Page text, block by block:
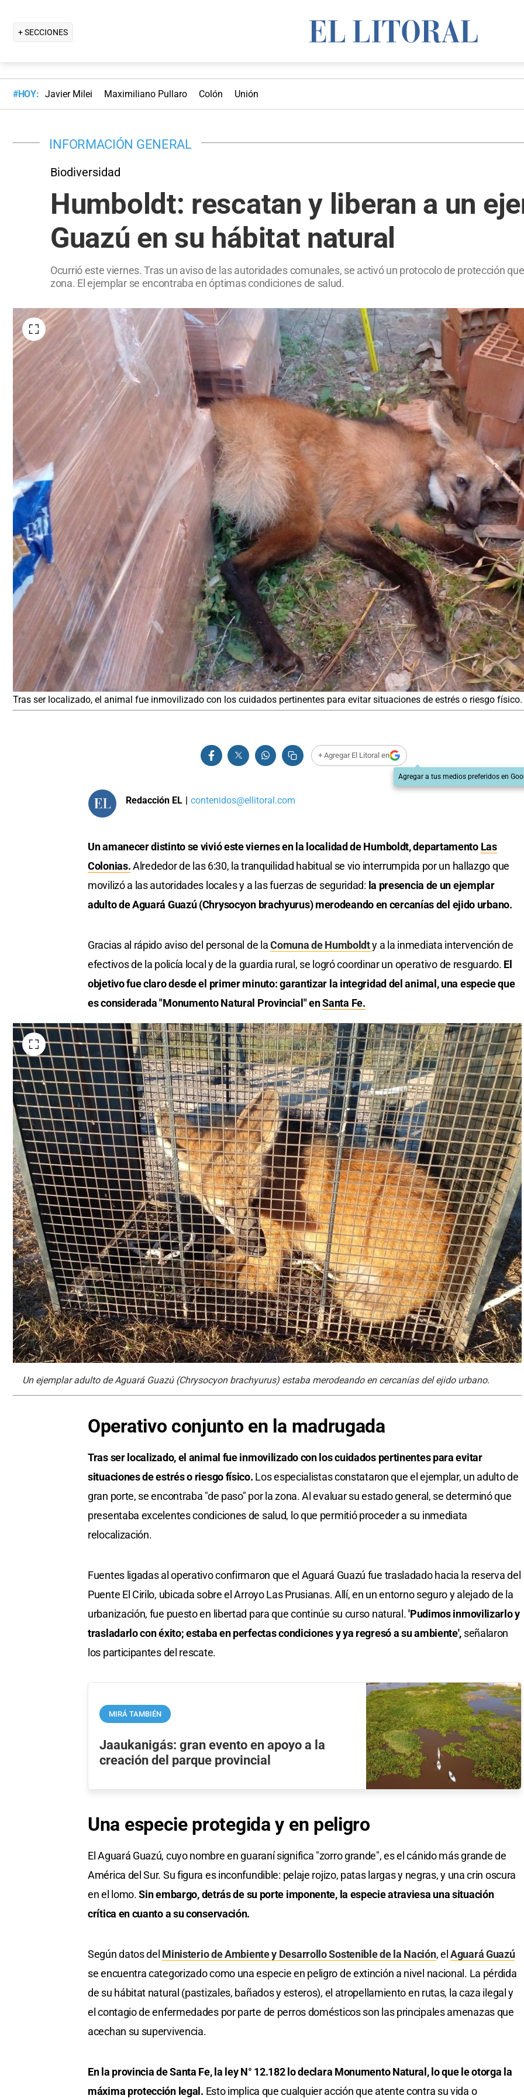
+ SECCIONES
#HOY: Javier Milei Maximiliano Pullaro Colón Unión
INFORMACIÓN GENERAL
Biodiversidad
Humboldt: rescatan y liberan a un
Guazú en su hábitat natural
Ocurrió este viernes. Tras un aviso de las autoridades comunales, se activó un protocolo de protección
zona. El ejemplar se encontraba en óptimas condiciones de salud.
Tras ser localizado, el animal fue inmovilizado con los cuidados pertinentes para evitar situaciones de estrés o riesgo físico.
+ Agregar El Litoral en
Agregar a tus medios preferidos en
Redacción EL | contenidos@ellitoral.com
Un amanecer distinto se vivió este viernes en la localidad de Humboldt, departamento Las
Colonias.Alrededor de las 6:30, la tranquilidad habitual se vio interrumpida por un hallazgo que
movilizó a las autoridades locales y a las fuerzas de seguridad: la presencia de un ejemplar
adulto de Aguará Guazú (Chrysocyon brachyurus) merodeando en cercanías del ejido urbano.
Gracias al rápido aviso del personal de laComuna de Humboldty a la inmediata intervención de
efectivos de la policía local y de la guardia rural, se logró coordinar un operativo de resguardo. El
objetivo fue claro desde el primer minuto: garantizar la integridad del animal, una especie que
es considerada "Monumento Natural Provincial" enSanta Fe.
Un ejemplar adulto de Aguará Guazú (Chrysocyon brachyurus) estaba merodeando en cercanías del ejido urbano.
Operativo conjunto en la madrugada
Tras ser localizado, el animal fue inmovilizado con los cuidados pertinentes para evitar
situaciones de estrés o riesgo físico. Los especialistas constataron que el ejemplar, un adulto de
gran porte, se encontraba "de paso" por la zona. Al evaluar su estado general, se determinó que
presentaba excelentes condiciones de salud, lo que permitió proceder a su inmediata
relocalización.
Fuentes ligadas al operativo confirmaron que el Aguará Guazú fue trasladado hacia la reserva del
Puente El Cirilo, ubicada sobre el Arroyo Las Prusianas. Allí, en un entorno seguro y alejado de la
urbanización, fue puesto en libertad para que continúe su curso natural.'Pudimos inmovilizarlo y
trasladarlo con éxito; estaba en perfectas condiciones y ya regresó a su ambiente', señalaron
los participantes del rescate.
MIRÁ TAMBIÉN
Jaaukanigás: gran evento en apoyo a la
creación del parque provincial
Una especie protegida y en peligro
El Aguará Guazú, cuyo nombre en guaraní significa "zorro grande", es el cánido más grande de
América del Sur. Su figura es inconfundible: pelaje rojizo, patas largas y negras, y una crin oscura
en el lomo.Sin embargo, detrás de su porte imponente, la especie atraviesa una situación
crítica en cuanto a su conservación.
Según datos del Ministerio de Ambiente y Desarrollo Sostenible de la Nación, elAguará Guazú
se encuentra categorizado como una especie en peligro de extinción a nivel nacional. La pérdida
de su hábitat natural (pastizales, bañados y esteros), el atropellamiento en rutas, la caza ilegal y
el contagio de enfermedades por parte de perros domésticos son las principales amenazas que
acechan su supervivencia.
En la provincia de Santa Fe, la ley N° 12.182 lo declara Monumento Natural, lo que le otorga la
máxima protección legal. Esto implica que cualquier acción que atente contra su vida o